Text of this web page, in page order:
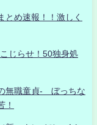
とめ速報！！激しく
じらせ！50独身処
無職童貞- ぼっちな
！